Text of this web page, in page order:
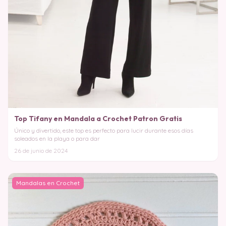
Top Tifany en Mandala a Crochet Patron Gratis
Único y divertido, este top es perfecto para lucir durante esos días
soleados en la playa o para dar
26 de junio de 2024
Mandalas en Crochet